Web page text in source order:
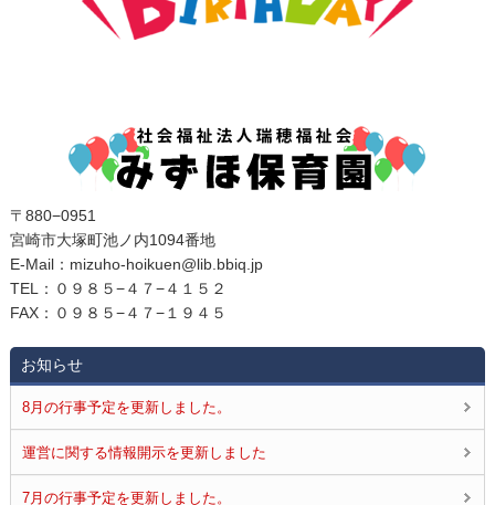
〒880−0951
宮崎市大塚町池ノ内1094番地
E‐Mail：mizuho-hoikuen@lib.bbiq.jp
TEL：０９８５−４７−４１５２
FAX：０９８５−４７−１９４５
お知らせ
8月の行事予定を更新しました。
運営に関する情報開示を更新しました
7月の行事予定を更新しました。